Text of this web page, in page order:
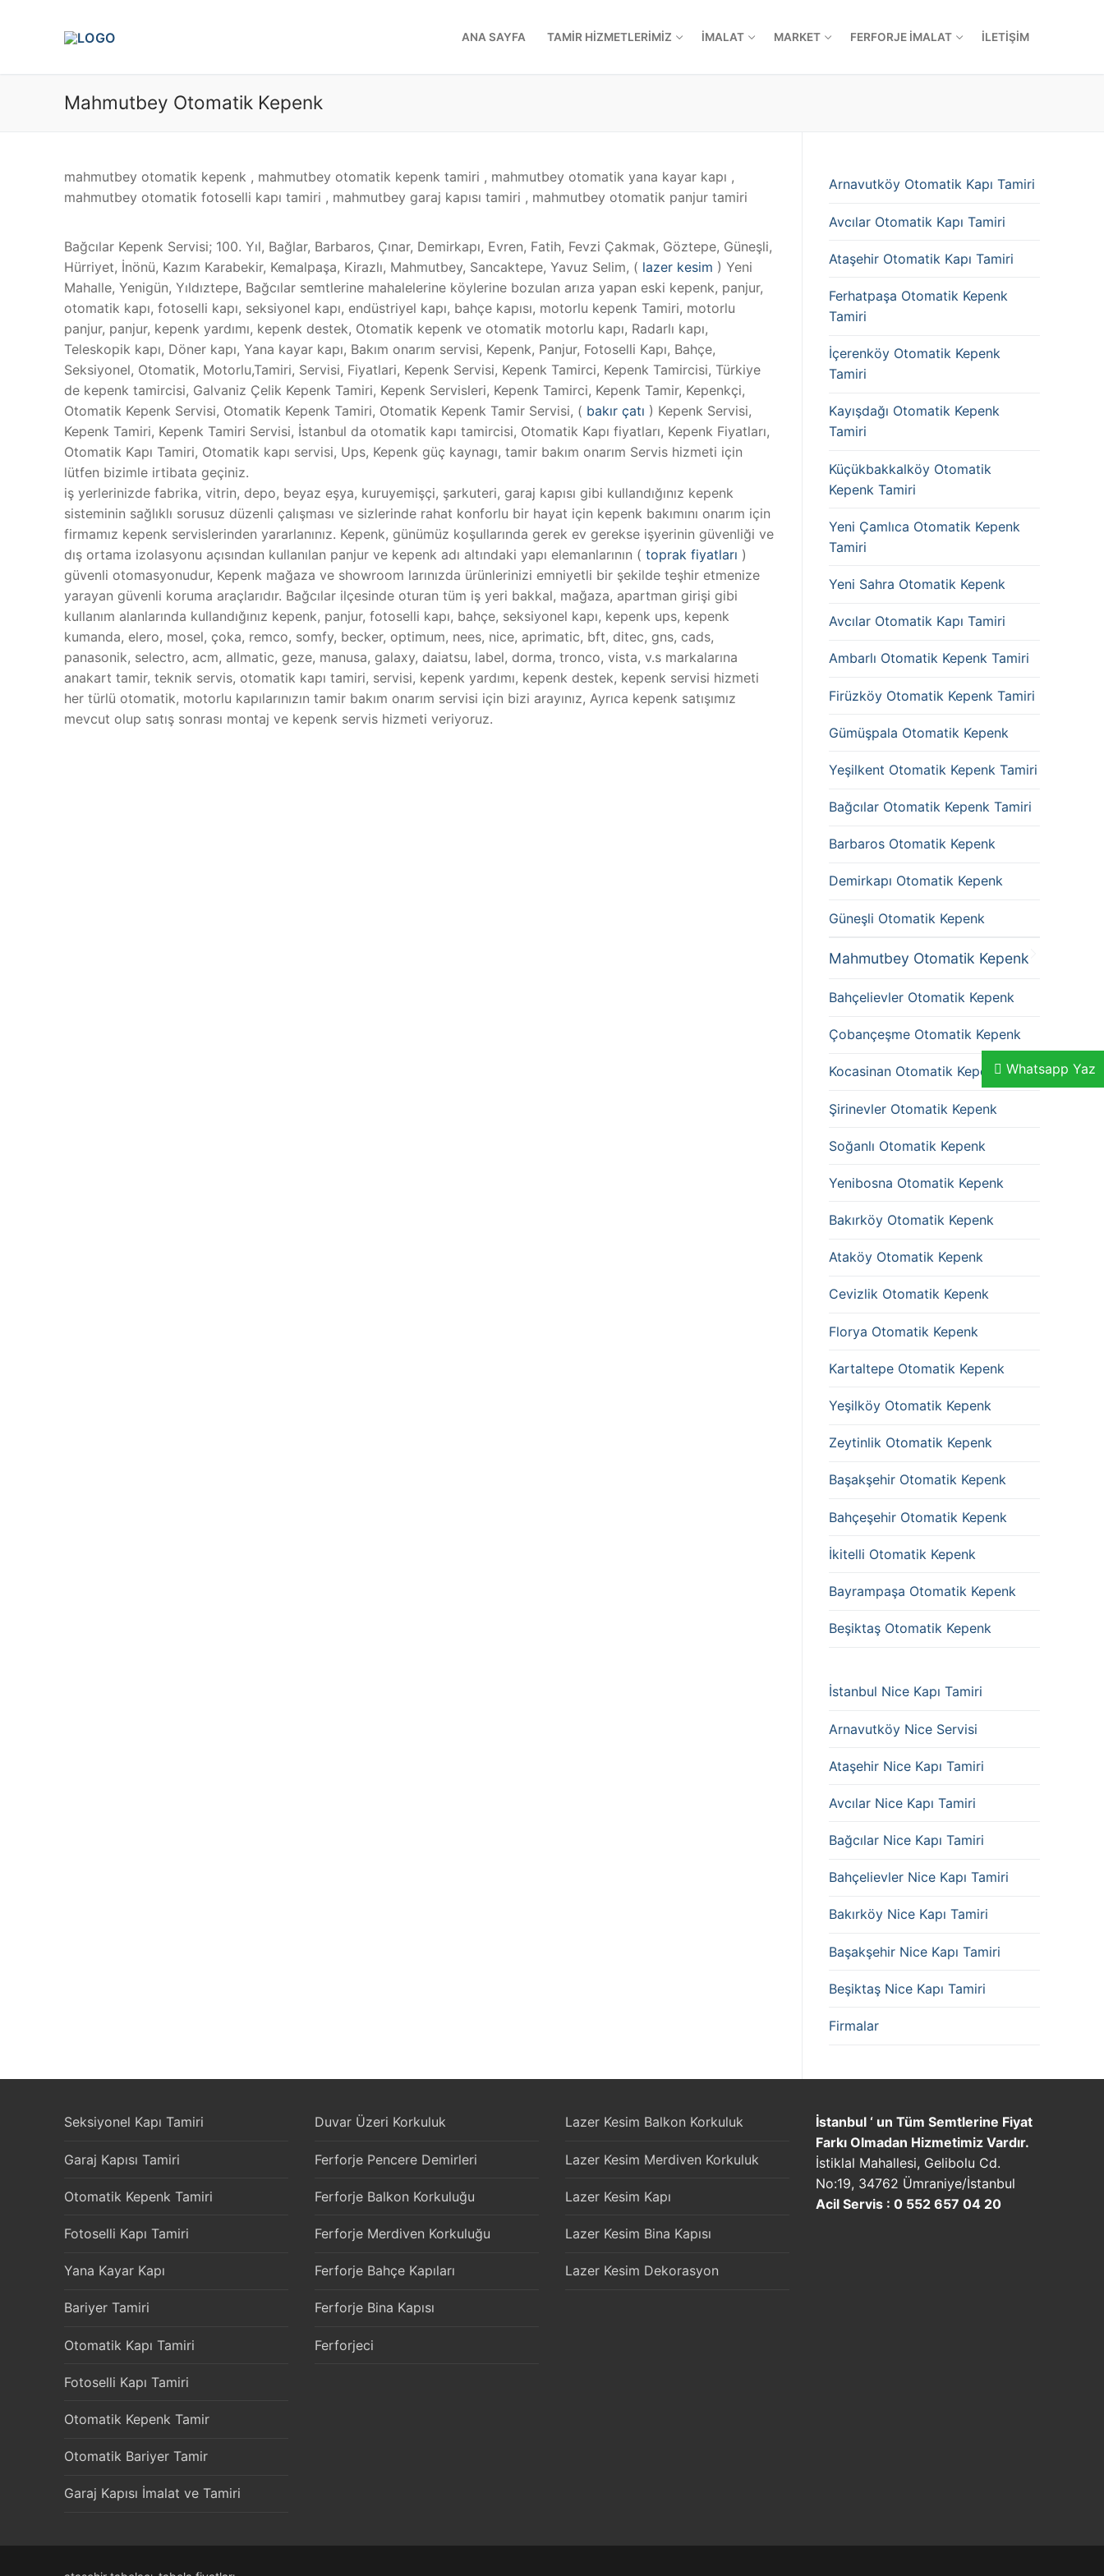
ANA SAYFA TAMIR HIZMETLERIMIZ İMALAT MARKET FERFORJE İMALAT İLETIŞIM
Mahmutbey Otomatik Kepenk
mahmutbey otomatik kepenk , mahmutbey otomatik kepenk tamiri , mahmutbey otomatik yana kayar kapı ,
mahmutbey otomatik fotoselli kapı tamiri , mahmutbey garaj kapısı tamiri , mahmutbey otomatik panjur tamiri
Bağcılar Kepenk Servisi; 100. Yıl, Bağlar, Barbaros, Çınar, Demirkapı, Evren, Fatih, Fevzi Çakmak, Göztepe, Güneşli,
Hürriyet, İnönü, Kazım Karabekir, Kemalpaşa, Kirazlı, Mahmutbey, Sancaktepe, Yavuz Selim, ( lazer kesim ) Yeni
Mahalle, Yenigün, Yıldıztepe, Bağcılar semtlerine mahalelerine köylerine bozulan arıza yapan eski kepenk, panjur,
otomatik kapı, fotoselli kapı, seksiyonel kapı, endüstriyel kapı, bahçe kapısı, motorlu kepenk Tamiri, motorlu
panjur, panjur, kepenk yardımı, kepenk destek, Otomatik kepenk ve otomatik motorlu kapı, Radarlı kapı,
Teleskopik kapı, Döner kapı, Yana kayar kapı, Bakım onarım servisi, Kepenk, Panjur, Fotoselli Kapı, Bahçe,
Seksiyonel, Otomatik, Motorlu,Tamiri, Servisi, Fiyatlari, Kepenk Servisi, Kepenk Tamirci, Kepenk Tamircisi, Türkiye
de kepenk tamircisi, Galvaniz Çelik Kepenk Tamiri, Kepenk Servisleri, Kepenk Tamirci, Kepenk Tamir, Kepenkçi,
Otomatik Kepenk Servisi, Otomatik Kepenk Tamiri, Otomatik Kepenk Tamir Servisi, ( bakır çatı ) Kepenk Servisi,
Kepenk Tamiri, Kepenk Tamiri Servisi, İstanbul da otomatik kapı tamircisi, Otomatik Kapı fiyatları, Kepenk Fiyatları,
Otomatik Kapı Tamiri, Otomatik kapı servisi, Ups, Kepenk güç kaynagı, tamir bakım onarım Servis hizmeti için
lütfen bizimle irtibata geçiniz.
iş yerlerinizde fabrika, vitrin, depo, beyaz eşya, kuruyemişçi, şarkuteri, garaj kapısı gibi kullandığınız kepenk
sisteminin sağlıklı sorusuz düzenli çalışması ve sizlerinde rahat konforlu bir hayat için kepenk bakımını onarım için
firmamız kepenk servislerinden yararlanınız. Kepenk, günümüz koşullarında gerek ev gerekse işyerinin güvenliği ve
dış ortama izolasyonu açısından kullanılan panjur ve kepenk adı altındaki yapı elemanlarının ( toprak fiyatları )
güvenli otomasyonudur, Kepenk mağaza ve showroom larınızda ürünlerinizi emniyetli bir şekilde teşhir etmenize
yarayan güvenli koruma araçlarıdır. Bağcılar ilçesinde oturan tüm iş yeri bakkal, mağaza, apartman girişi gibi
kullanım alanlarında kullandığınız kepenk, panjur, fotoselli kapı, bahçe, seksiyonel kapı, kepenk ups, kepenk
kumanda, elero, mosel, çoka, remco, somfy, becker, optimum, nees, nice, aprimatic, bft, ditec, gns, cads,
panasonik, selectro, acm, allmatic, geze, manusa, galaxy, daiatsu, label, dorma, tronco, vista, v.s markalarına
anakart tamir, teknik servis, otomatik kapı tamiri, servisi, kepenk yardımı, kepenk destek, kepenk servisi hizmeti
her türlü otomatik, motorlu kapılarınızın tamir bakım onarım servisi için bizi arayınız, Ayrıca kepenk satışımız
mevcut olup satış sonrası montaj ve kepenk servis hizmeti veriyoruz.
Arnavutköy Otomatik Kapı Tamiri
Avcılar Otomatik Kapı Tamiri
Ataşehir Otomatik Kapı Tamiri
Ferhatpaşa Otomatik Kepenk
Tamiri
İçerenköy Otomatik Kepenk
Tamiri
Kayışdağı Otomatik Kepenk
Tamiri
Küçükbakkalköy Otomatik
Kepenk Tamiri
Yeni Çamlıca Otomatik Kepenk
Tamiri
Yeni Sahra Otomatik Kepenk
Avcılar Otomatik Kapı Tamiri
Ambarlı Otomatik Kepenk Tamiri
Firüzköy Otomatik Kepenk Tamiri
Gümüşpala Otomatik Kepenk
Yeşilkent Otomatik Kepenk Tamiri
Bağcılar Otomatik Kepenk Tamiri
Barbaros Otomatik Kepenk
Demirkapı Otomatik Kepenk
Güneşli Otomatik Kepenk
Mahmutbey Otomatik Kepenk
Bahçelievler Otomatik Kepenk
Çobançeşme Otomatik Kepenk
Kocasinan Otomatik Kepenk
Şirinevler Otomatik Kepenk
Soğanlı Otomatik Kepenk
Yenibosna Otomatik Kepenk
Bakırköy Otomatik Kepenk
Ataköy Otomatik Kepenk
Cevizlik Otomatik Kepenk
Florya Otomatik Kepenk
Kartaltepe Otomatik Kepenk
Yeşilköy Otomatik Kepenk
Zeytinlik Otomatik Kepenk
Başakşehir Otomatik Kepenk
Bahçeşehir Otomatik Kepenk
İkitelli Otomatik Kepenk
Bayrampaşa Otomatik Kepenk
Beşiktaş Otomatik Kepenk
İstanbul Nice Kapı Tamiri
Arnavutköy Nice Servisi
Ataşehir Nice Kapı Tamiri
Avcılar Nice Kapı Tamiri
Bağcılar Nice Kapı Tamiri
Bahçelievler Nice Kapı Tamiri
Bakırköy Nice Kapı Tamiri
Başakşehir Nice Kapı Tamiri
Beşiktaş Nice Kapı Tamiri
Firmalar
Seksiyonel Kapı Tamiri
Garaj Kapısı Tamiri
Otomatik Kepenk Tamiri
Fotoselli Kapı Tamiri
Yana Kayar Kapı
Bariyer Tamiri
Otomatik Kapı Tamiri
Fotoselli Kapı Tamiri
Otomatik Kepenk Tamir
Otomatik Bariyer Tamir
Garaj Kapısı İmalat ve Tamiri
Duvar Üzeri Korkuluk
Ferforje Pencere Demirleri
Ferforje Balkon Korkuluğu
Ferforje Merdiven Korkuluğu
Ferforje Bahçe Kapıları
Ferforje Bina Kapısı
Ferforjeci
Lazer Kesim Balkon Korkuluk
Lazer Kesim Merdiven Korkuluk
Lazer Kesim Kapı
Lazer Kesim Bina Kapısı
Lazer Kesim Dekorasyon
İstanbul ‘ un Tüm Semtlerine Fiyat
Farkı Olmadan Hizmetimiz Vardır.
İstiklal Mahallesi, Gelibolu Cd.
No:19, 34762 Ümraniye/İstanbul
Acil Servis : 0 552 657 04 20
Whatsapp Yaz